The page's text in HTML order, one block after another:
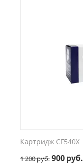
Картридж CF540X
1 200руб. 900руб.